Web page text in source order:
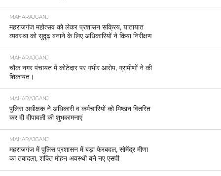
MAHARAJGANJ
महराजगंज महोत्सव को लेकर प्रशासन सक्रिय, यातायात
व्यवस्था को सुदृढ़ बनाने के लिए अधिकारियों ने किया निरीक्षण
MAHARAJGANJ
चौक नगर पंचायत में कोटेदार पर गंभीर आरोप, ग्रामीणों ने की
शिकायत।
MAHARAJGANJ
पुलिस अधीक्षक ने अधिकारी व कर्मचारियों को मिष्ठान वितरित
कर दी दीपावली की शुभकामनाएं
MAHARAJGANJ
महराजगंज में पुलिस प्रशासन में बड़ा फेरबदल, सोमेंद्र मीणा
का तबादला, शक्ति मोहन अवस्थी बने नए एसपी